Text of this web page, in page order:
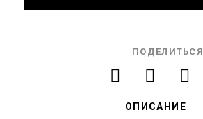
ПОДЕЛИТЬСЯ
ОПИСАНИЕ